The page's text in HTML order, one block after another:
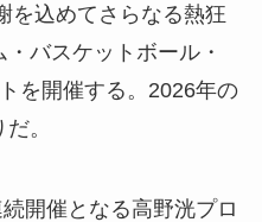
を込めてさらなる熱狂
バスケットボール・
を開催する。2026年の
。
開催となる高野洸プロ